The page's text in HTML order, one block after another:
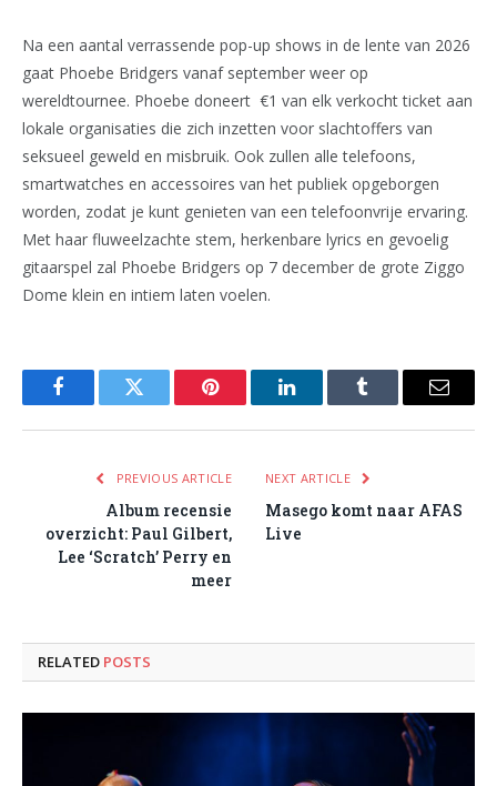
Na een aantal verrassende pop-up shows in de lente van 2026
gaat Phoebe Bridgers vanaf september weer op
wereldtournee. Phoebe doneert €1 van elk verkocht ticket aan
lokale organisaties die zich inzetten voor slachtoffers van
seksueel geweld en misbruik. Ook zullen alle telefoons,
smartwatches en accessoires van het publiek opgeborgen
worden, zodat je kunt genieten van een telefoonvrije ervaring.
Met haar fluweelzachte stem, herkenbare lyrics en gevoelig
gitaarspel zal Phoebe Bridgers op 7 december de grote Ziggo
Dome klein en intiem laten voelen.
FacebookTwitter Pinterest LinkedInTumblr Email
PREVIOUS ARTICLE
Album recensie
overzicht: Paul Gilbert,
Lee ‘Scratch’ Perry en
meer
NEXT ARTICLE
Masego komt naar AFAS
Live
RELATED POSTS